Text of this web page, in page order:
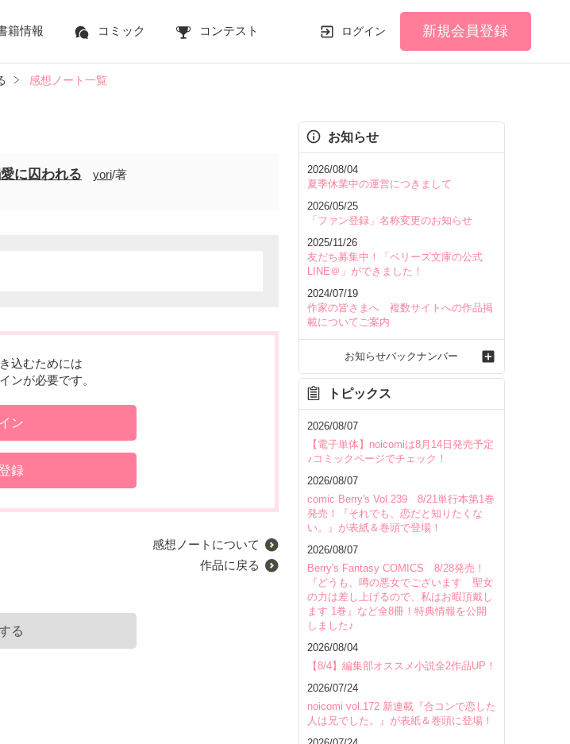
籍情報 コミック コンテスト ログイン 新規会員登録
感想ノート一覧
に囚われる yori/著
込むためには
ンが必要です。
ン
録
感想ノートについて
作品に戻る
る
お知らせ
2026/08/04
夏季休業中の運営につきまして
2026/05/25
「ファン登録」名称変更のお知らせ
2025/11/26
友だち募集中！「ベリーズ文庫の公式
LINE＠」ができました！
2024/07/19
作家の皆さまへ 複数サイトへの作品掲
載についてご案内
お知らせバックナンバー
トピックス
2026/08/07
【電子単体】noicomiは8月14日発売予定
♪コミックページでチェック！
2026/08/07
comic Berry's Vol.239 8/21単行本第1巻
発売！『それでも、恋だと知りたくな
い。』が表紙＆巻頭で登場！
2026/08/07
Berry's Fantasy COMICS 8/28発売！
『どうも、噂の悪女でございます 聖女
の力は差し上げるので、私はお暇頂戴し
ます 1巻』など全8冊！特典情報を公開
しました♪
2026/08/04
【8/4】編集部オススメ小説全2作品UP！
2026/07/24
noicomi vol.172 新連載『合コンで恋した
人は兄でした。』が表紙＆巻頭に登場！